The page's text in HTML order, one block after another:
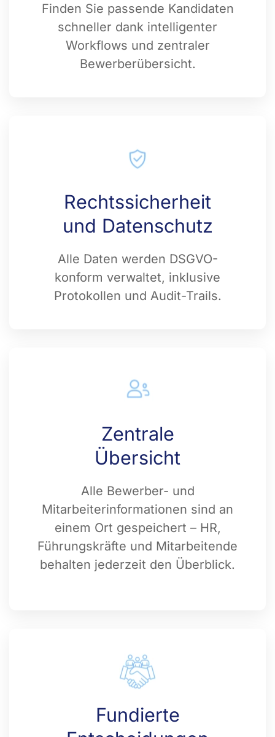
Finden Sie passende Kandidaten
schneller dank intelligenter
Workflows und zentraler
Bewerberübersicht.
Rechtssicherheit
und Datenschutz
Alle Daten werden DSGVO-
konform verwaltet, inklusive
Protokollen und Audit-Trails.
Zentrale
Übersicht
Alle Bewerber- und
Mitarbeiterinformationen sind an
einem Ort gespeichert – HR,
Führungskräfte und Mitarbeitende
behalten jederzeit den Überblick.
Fundierte